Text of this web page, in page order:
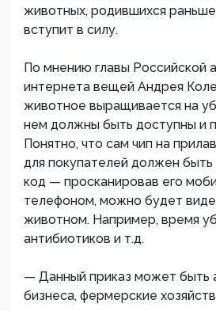
животных, родившихся
вступит в силу.
По мнению главы Российской
интернета вещей Андрея
животное выращивается на
нем должны быть доступны и
Понятно, что сам чип на
для покупателей должен быть
код — просканировав его
телефоном, можно будет
животном. Например, время
антибиотиков и т.д.
— Данный приказ может быть
бизнеса, фермерские